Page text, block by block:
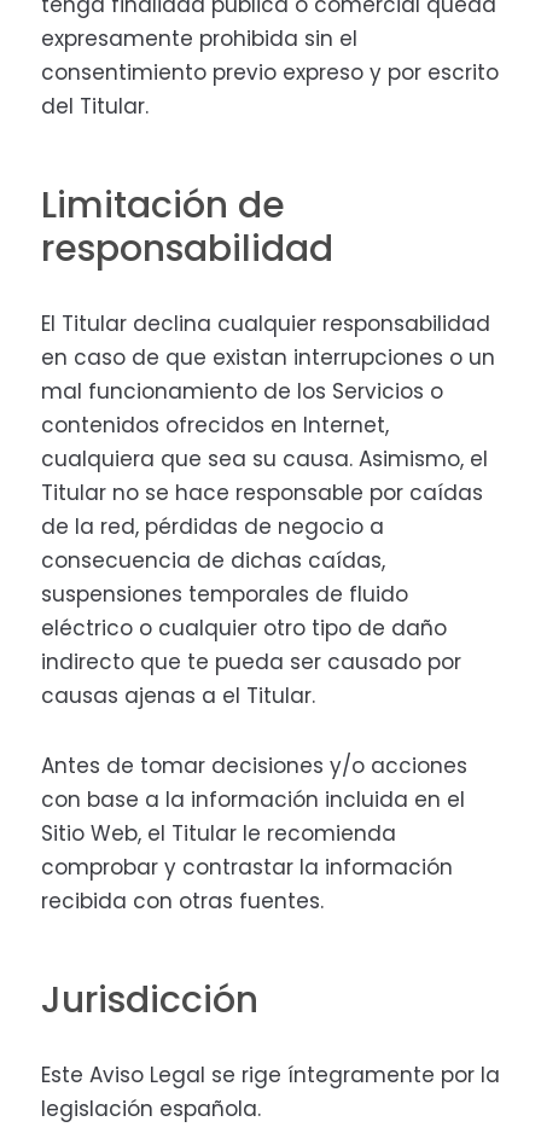
expresamente prohibida sin el
consentimiento previo expreso y por escrito
del Titular.
Limitación de
responsabilidad
El Titular declina cualquier responsabilidad
en caso de que existan interrupciones o un
mal funcionamiento de los Servicios o
contenidos ofrecidos en Internet,
cualquiera que sea su causa. Asimismo, el
Titular no se hace responsable por caídas
de la red, pérdidas de negocio a
consecuencia de dichas caídas,
suspensiones temporales de fluido
eléctrico o cualquier otro tipo de daño
indirecto que te pueda ser causado por
causas ajenas a el Titular.
Antes de tomar decisiones y/o acciones
con base a la información incluida en el
Sitio Web, el Titular le recomienda
comprobar y contrastar la información
recibida con otras fuentes.
Jurisdicción
Este Aviso Legal se rige íntegramente por la
legislación española.